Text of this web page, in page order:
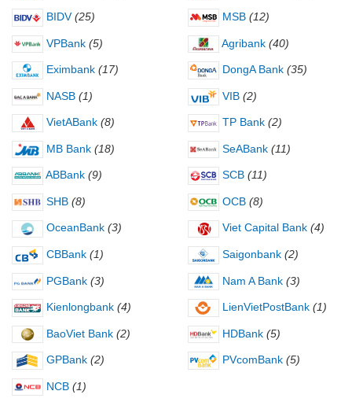
BIDV (25) MSB (12)
VPBank (5) Agribank (40)
Eximbank (17) DongA Bank (35)
NASB (1) VIB (2)
VietABank (8) TP Bank (2)
MB Bank (18) SeABank (11)
ABBank (9) SCB (11)
SHB (8) OCB (8)
OceanBank (3) Viet Capital Bank (4)
CBBank (1) Saigonbank (2)
PGBank (3) Nam A Bank (3)
Kienlongbank (4) LienVietPostBank (1)
BaoViet Bank (2) HDBank (5)
GPBank (2) PVcomBank (5)
NCB (1)